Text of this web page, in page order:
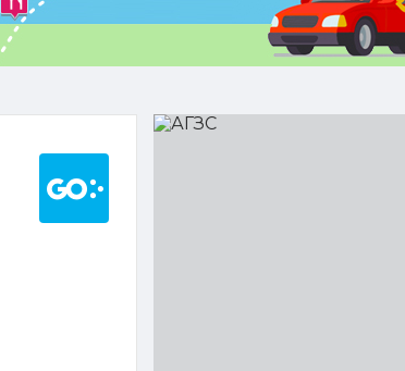
Построить маршрут на Yandex.
АГЗС